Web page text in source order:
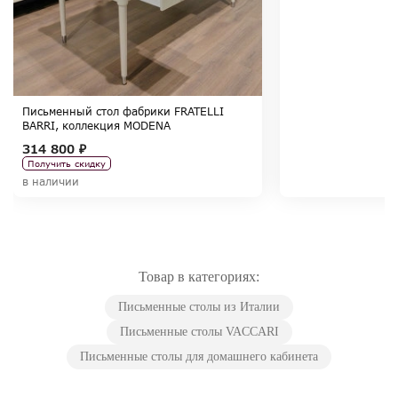
Письменный стол фабрики FRATELLI
BARRI, коллекция MODENA
314 800 ₽
Получить скидку
в наличии
Товар в категориях:
Письменные столы из Италии
Письменные столы VACCARI
Письменные столы для домашнего кабинета